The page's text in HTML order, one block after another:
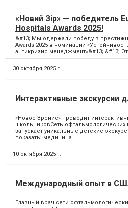
«Новий Зір» — победитель
Hospitals Awards 2025!
&#13; Мы одержали победу в
Awards 2025 в номинации
антикризис менеджмент»&#13; &#13;
30 октября 2025 г.
Интерактивные экскурсии
«Новое Зрение» проводит
школьниковСеть офтальмологических
запускает уникальные детские
показать: медицина...
10 октября 2025 г.
Международный опыт в
Главный врач сети